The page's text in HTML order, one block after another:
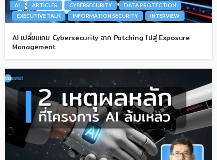
AI ARTICLES CYBERSECURITY
DATA PROTECTION
EXECUTIVE TALK
INFORMATION SECURITY INTERVIEW
AI เปลี่ยนเกม Cybersecurity จาก Patching ไปสู่ Exposure
Management